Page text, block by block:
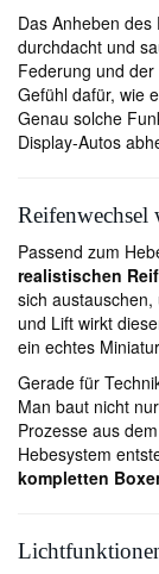
Das Anheben
durchdacht und
Federung und
Gefühl dafür, wie
Genau solche
Display-Autos
Reifenwechsel
Passend zum
realistischen
sich
und Lift wirkt
ein echtes
Gerade für
Man baut nicht
Prozesse aus
Hebesystem
kompletten